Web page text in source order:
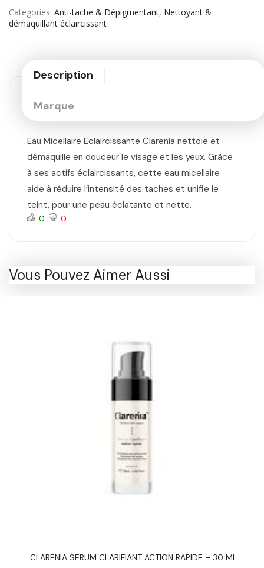
Categories Anti-tache & Dépigmentant, Nettoyant &
démaquillant éclaircissant
Description
Marque
Eau Micellaire Eclaircissante Clarenia nettoie et
démaquille en douceur le visage et les yeux. Grâce
à ses actifs éclaircissants, cette eau micellaire
aide à réduire l’intensité des taches et unifie le
teint, pour une peau éclatante et nette.
0 0
Vous Pouvez Aimer Aussi
CLARENIA SERUM CLARIFIANT ACTION RAPIDE – 30 Ml